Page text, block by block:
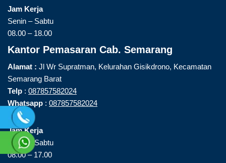
Jam Kerja
Senin – Sabtu
08.00 – 18.00
Kantor Pemasaran Cab. Semarang
Alamat : Jl Wr Supratman, Kelurahan Gisikdrono, Kecamatan
Semarang Barat
Telp : 087857582024
Whatsapp : 087857582024
Jam Kerja
Senin – Sabtu
08.00 – 17.00